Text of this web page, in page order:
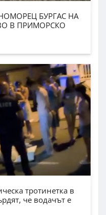
БУРГАС НА
В ПРИМОРСКО
тротинетка в
че водачът е